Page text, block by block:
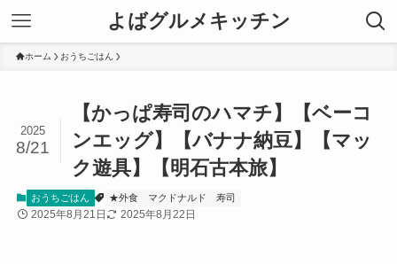
よばグルメキッチン
ホーム おうちごはん
【かっぱ寿司のハマチ】【ベーコ
ンエッグ】【バナナ納豆】【マッ
ク遊具】【明石古本旅】
2025
8/21
おうちごはん ★外食 マクドナルド 寿司
2025年8月21日 2025年8月22日